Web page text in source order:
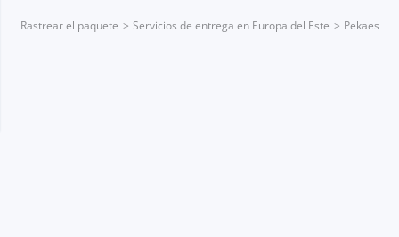
Rastrear el paquete Servicios de entrega en Europa del Este Pekaes